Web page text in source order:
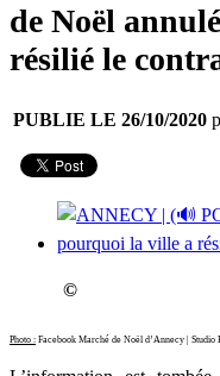
de Noël
résilié le
PUBLIE LE 26/10/2020
©
Photo : Facebook Marché de Noël d’Annecy | Studio